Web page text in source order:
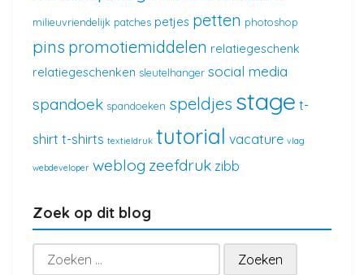
milieuvriendelijk patches petjes petten photoshop
pins promotiemiddelen relatiegeschenk
relatiegeschenken sleutelhanger social media
spandoek spandoeken speldjes stage t-
shirt t-shirts textieldruk tutorial vacature vlag
webdeveloper weblog zeefdruk zibb
Zoek op dit blog
Zoeken